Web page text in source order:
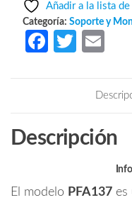
$333.50.
Caja
de
conexiones
T3A
/
Añadir a la lista de
Categoría: Soporte y
Fa
o
T
itt
ail
Descripción
El modelo PFA137 es